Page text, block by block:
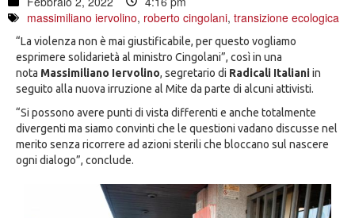
massimiliano iervolino, roberto cingolani, transizione ecologica
“La violenza non è mai giustificabile, per questo vogliamo
esprimere solidarietà al ministro Cingolani”, così in una
nota Massimiliano Iervolino, segretario di Radicali Italianiin
seguito alla nuova irruzione al Mite da parte di alcuni attivisti.
“Si possono avere punti di vista differenti e anche totalmente
divergenti ma siamo convinti che le questioni vadano discusse nel
merito senza ricorrere ad azioni sterili che bloccano sul nascere
ogni dialogo”, conclude.